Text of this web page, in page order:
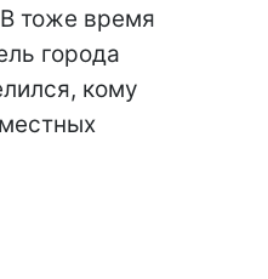
тоже время
города
кому